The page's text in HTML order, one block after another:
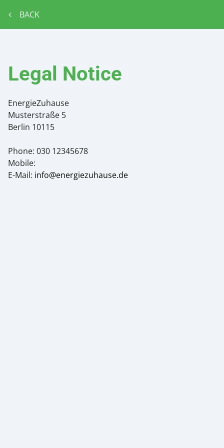
BACK
Legal Notice
EnergieZuhause
Musterstraße 5
Berlin 10115
Phone: 030 12345678
Mobile:
E-Mail: info@energiezuhause.de